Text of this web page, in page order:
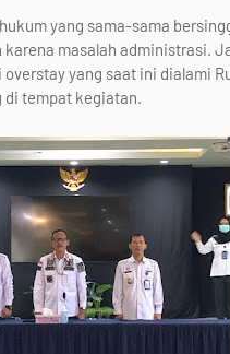
yang sama-sama
masalah administrasi.
yang saat ini dialami
di tempat kegiatan.